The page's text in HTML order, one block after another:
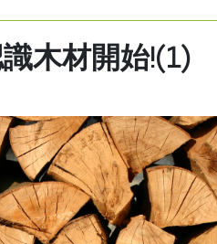
木材開始!(1)